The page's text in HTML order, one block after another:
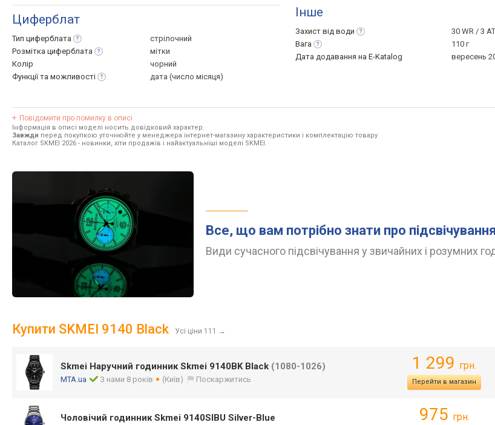
Циферблат
Тип циферблата
стрілочний
Розмітка циферблата
мітки
Колір
чорний
Функції та можливості дата (число місяця)
Інше
Захист від води
30 WR / 3
Вага
110 г
Дата додавання на E-Katalog
вересень
Повідомити про помилку в описі
Інформація в описі моделі носить довідковий характер.
Завжди перед покупкою уточнюйте у менеджера інтернет-магазину характеристики і комплектацію товару
Каталог SKMEI 2026 - новинки, хіти продажів і найактуальніші моделі SKMEI.
Все, що вам потрібно знати про
Види сучасного підсвічування у звичайних і розумних
Купити SKMEI 9140 Black Усі ціни 111 →
Skmei Наручний годинник Skmei 9140BK Black (1080-1026)
MTA.ua З нами 8 років (Київ) Поскаржитись
1 299 грн.
Перейти в магазин
Чоловічий годинник Skmei 9140SIBU Silver-Blue 975 грн.